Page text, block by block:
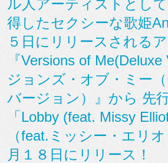
ル人アーティストとし
得したセクシーな歌姫
５日にリリースされる
『Versions of
ジョンズ・オブ・ミー
バージョン）』から 先
「Lobby (feat. Missy
（feat.ミッシー・エリ
月１８日にリリース！